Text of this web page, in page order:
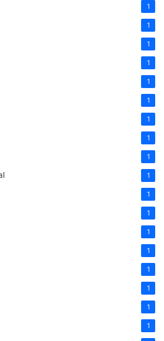
1
1
1
1
1
1
1
1
1
1
1
1
1
1
1
1
1
1